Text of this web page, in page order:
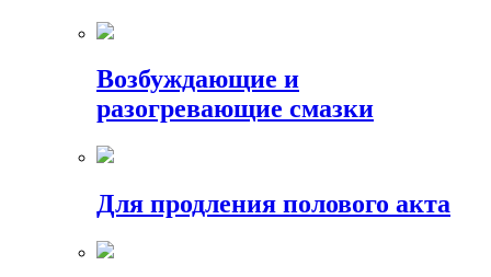
Возбуждающие и
разогревающие смазки
Для продления полового акта